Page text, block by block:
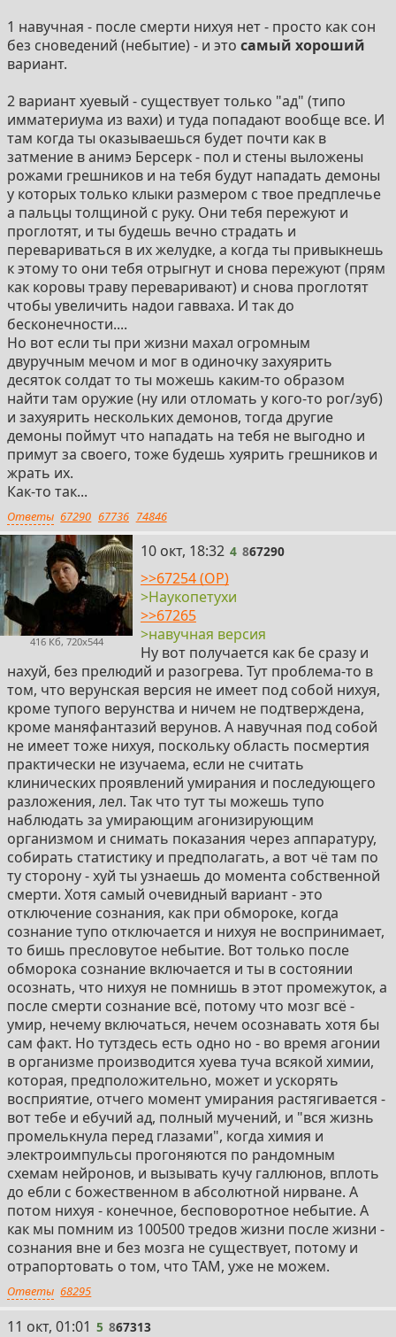
1 навучная - после смерти нихуя нет - просто как сон
без сноведений (небытие) - и это самый хороший
вариант.
2 вариант хуевый - существует только "ад" (типо
имматериума из вахи) и туда попадают вообще все. И
там когда ты оказываешься будет почти как в
затмение в анимэ Берсерк - пол и стены выложены
рожами грешников и на тебя будут нападать демоны
у которых только клыки размером с твое предплечье
а пальцы толщиной с руку. Они тебя пережуют и
проглотят, и ты будешь вечно страдать и
перевариваться в их желудке, а когда ты привыкнешь
к этому то они тебя отрыгнут и снова пережуют (прям
как коровы траву переваривают) и снова проглотят
чтобы увеличить надои гавваха. И так до
бесконечности....
Но вот если ты при жизни махал огромным
двуручным мечом и мог в одиночку захуярить
десяток солдат то ты можешь каким-то образом
найти там оружие (ну или отломать у кого-то рог/зуб)
и захуярить нескольких демонов, тогда другие
демоны поймут что нападать на тебя не выгодно и
примут за своего, тоже будешь хуярить грешников и
жрать их.
Как-то так...
Ответы 67290 67736 74846
416 Кб, 720x544
4
10 окт, 18:32 4 867290
>>67254 (OP)
>Наукопетухи
>>67265
>навучная версия
Ну вот получается как бе сразу и
нахуй, без прелюдий и разогрева. Тут проблема-то в
том, что верунская версия не имеет под собой нихуя,
кроме тупого верунства и ничем не подтверждена,
кроме маняфантазий верунов. А навучная под собой
не имеет тоже нихуя, поскольку область посмертия
практически не изучаема, если не считать
клинических проявлений умирания и последующего
разложения, лел. Так что тут ты можешь тупо
наблюдать за умирающим агонизирующим
организмом и снимать показания через аппаратуру,
собирать статистику и предполагать, а вот чё там по
ту сторону - хуй ты узнаешь до момента собственной
смерти. Хотя самый очевидный вариант - это
отключение сознания, как при обмороке, когда
сознание тупо отключается и нихуя не воспринимает,
то бишь пресловутое небытие. Вот только после
обморока сознание включается и ты в состоянии
осознать, что нихуя не помнишь в этот промежуток, а
после смерти сознание всё, потому что мозг всё -
умир, нечему включаться, нечем осознавать хотя бы
сам факт. Но тутздесь есть одно но - во время агонии
в организме производится хуева туча всякой химии,
которая, предположительно, может и ускорять
восприятие, отчего момент умирания растягивается -
вот тебе и ебучий ад, полный мучений, и "вся жизнь
промелькнула перед глазами", когда химия и
электроимпульсы прогоняются по рандомным
схемам нейронов, и вызывать кучу галлюнов, вплоть
до ебли с божественном в абсолютной нирване. А
потом нихуя - конечное, бесповоротное небытие. А
как мы помним из 100500 тредов жизни после жизни -
сознания вне и без мозга не существует, потому и
отрапортовать о том, что ТАМ, уже не можем.
Ответы 68295
5
11 окт, 01:01 5 867313